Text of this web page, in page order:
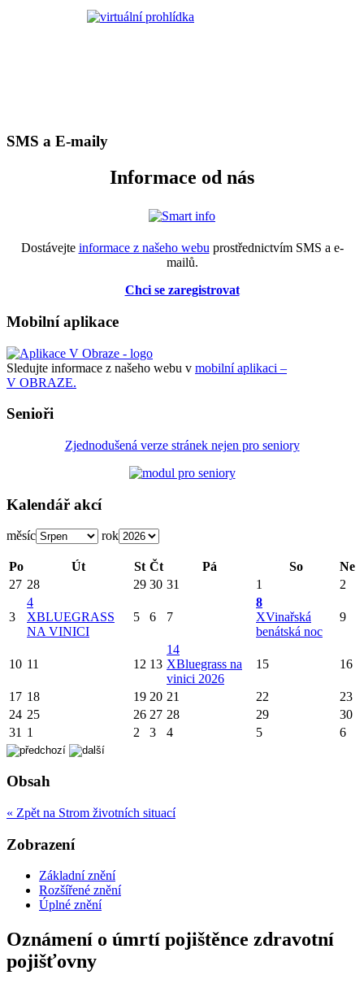
SMS a E-maily
Informace od nás
Dostávejte informace z našeho webu prostřednictvím SMS a e-
mailů.
Chci se zaregistrovat
Mobilní aplikace
Sledujte informace z našeho webu v mobilní aplikaci –
V OBRAZE.
Senioři
Zjednodušená verze stránek nejen pro seniory
Kalendář akcí
měsíc rok
Po Út St Čt Pá So
Ne
27 28 29 30 31 1 2
3
4
XBLUEGRASS
NA VINICI
5 6 7
8
XVinařská
benátská noc
9
10 11 12 13
14
XBluegrass na
vinici 2026
15 16
17 18 19 20 21 22
23
24 25 26 27 28 29
30
31 1 2 3 4 5 6
Obsah
« Zpět na Strom životních situací
Zobrazení
Základní znění
Rozšířené znění
Úplné znění
Oznámení o úmrtí pojištěnce zdravotní
pojišťovny